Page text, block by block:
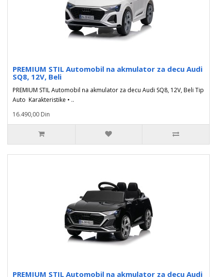
PREMIUM STIL Automobil na akmulator za decu Audi
SQ8, 12V, Beli
PREMIUM STIL Automobil na akmulator za decu Audi SQ8, 12V, Beli Tip
Auto Karakteristike • ..
16.490,00 Din
PREMIUM STIL Automobil na akmulator za decu Audi